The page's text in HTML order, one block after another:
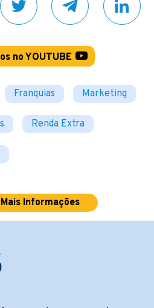
no YOUTUBE
Franquias Marketing
Renda Extra
Informações